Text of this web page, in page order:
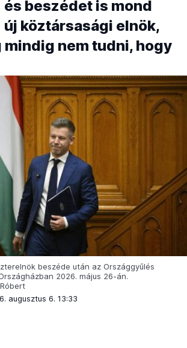
és beszédet is mond
új köztársasági elnök,
mindig nem tudni, hogy
beszéde után az Országgyűlés
2026. május 26-án.
augusztus 6. 13:33